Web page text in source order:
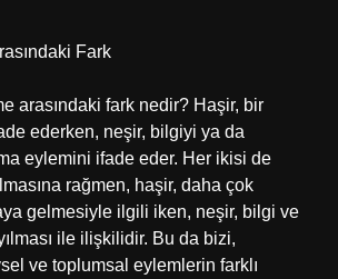
Fark
arasındaki fark nedir? Haşir, bir
ederken, neşir, bilgiyi ya da
eylemini ifade eder. Her ikisi de
rağmen, haşir, daha çok
gelmesiyle ilgili iken, neşir, bilgi ve
ile ilişkilidir. Bu da bizi,
ve toplumsal eylemlerin farklı